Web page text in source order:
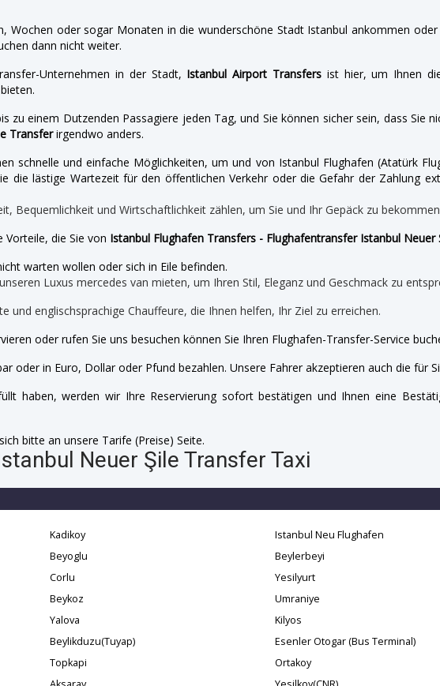
Wochen oder sogar Monaten in die wunderschöne Stadt Istanbul ankommen
dann nicht weiter.
Unternehmen in der Stadt, Istanbul Airport Transfersist hier, um Ihnen
zu einem Dutzenden Passagiere jeden Tag, und Sie können sicher sein, dass Sie
Transferirgendwo anders.
schnelle und einfache Möglichkeiten, um und von Istanbul Flughafen (Atatürk
die lästige Wartezeit für den öffentlichen Verkehr oder die Gefahr der Zahlung
Bequemlichkeit und Wirtschaftlichkeit zählen, um Sie und Ihr Gepäck zu
Vorteile, die Sie von Istanbul Flughafen Transfers - Flughafentransfer Istanbul Neuer
warten wollen oder sich in Eile befinden.
Luxus mercedes van mieten, um Ihren Stil, Eleganz und Geschmack zu
und englischsprachige Chauffeure, die Ihnen helfen, Ihr Ziel zu erreichen.
oder rufen Sie uns besuchen können Sie Ihren Flughafen-Transfer-Service
oder in Euro, Dollar oder Pfund bezahlen. Unsere Fahrer akzeptieren auch die für
haben, werden wir Ihre Reservierung sofort bestätigen und Ihnen eine
bitte an unsere Tarife (Preise) Seite.
Neuer Şile Transfer Taxi
Kadikoy
Beyoglu
Corlu
Beykoz
Yalova
Beylikduzu(Tuyap)
Topkapi
Istanbul Neu Flughafen
Beylerbeyi
Yesilyurt
Umraniye
Kilyos
Esenler Otogar (Bus Terminal)
Ortakoy